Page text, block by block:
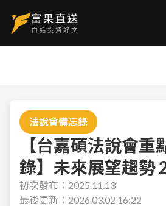
法說會備忘錄
【台嘉碩法說會重
錄】未來展望趨勢
初次發布： 2025.11.13
最後更新： 2026.03.02 16:22